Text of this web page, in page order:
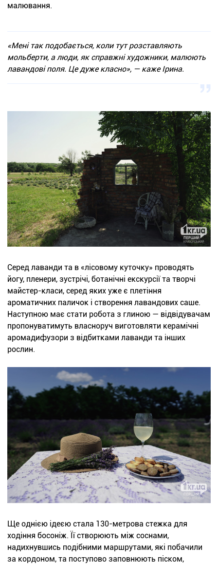
малювання.
«Мені так подобається, коли тут розставляють
мольберти, а люди, як справжні художники, малюють
лавандові поля. Це дуже класно», — каже Ірина.
Серед лаванди та в «лісовому куточку» проводять
йогу, пленери, зустрічі, ботанічні екскурсії та творчі
майстер-класи, серед яких уже є плетіння
ароматичних паличок і створення лавандових саше.
Наступною має стати робота з глиною — відвідувачам
пропонуватимуть власноруч виготовляти керамічні
аромадифузори з відбитками лаванди та інших
рослин.
Ще однією ідеєю стала 130-метрова стежка для
ходіння босоніж. Її створюють між соснами,
надихнувшись подібними маршрутами, які побачили
за кордоном, та поступово заповнюють піском,